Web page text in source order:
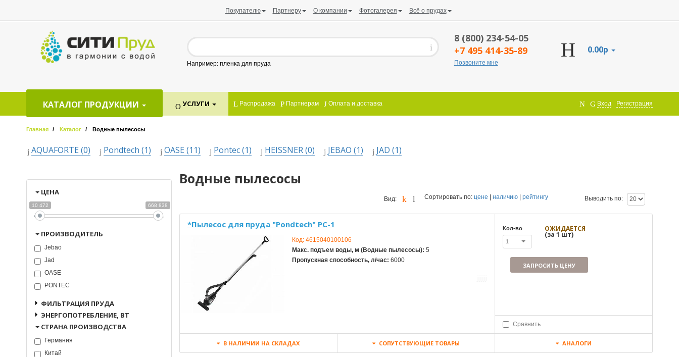
Покупателю Партнеру О компании Фотогалерея Всё о прудах
Например: пленка для пруда
8 (800) 234-54-05
+7 495 414-35-89
Позвоните мне
0.00р
КАТАЛОГ ПРОДУКЦИИ УСЛУГИ Распродажа Партнерам Оплата и доставка Вход Регистрация
Главная Каталог Водные пылесосы
AQUAFORTE (0) Pondtech (1) OASE (11) Pontec (1) HEISSNER (0) JEBAO (1) JAD (1)
ЦЕНА
10 472 668 838
ПРОИЗВОДИТЕЛЬ
Jebao
Jad
OASE
PONTEC
ФИЛЬТРАЦИЯ ПРУДА
ЭНЕРГОПОТРЕБЛЕНИЕ, ВТ
СТРАНА ПРОИЗВОДСТВА
Германия
Китай
Водные пылесосы
Вид: Сортировать по: цене |наличию |рейтингу Выводить по:
*Пылесос для пруда "Pondtech" PC-1
Код:4615040100106
Макс. подъем воды, м (Водные пылесосы): 5
Пропускная способность, л/час: 6000
Кол-во
1
ОЖИДАЕТСЯ
(за 1 шт)
ЗАПРОСИТЬ ЦЕНУ
Сравнить
В НАЛИЧИИ НА СКЛАДАХ СОПУТСТВУЮЩИЕ ТОВАРЫ АНАЛОГИ